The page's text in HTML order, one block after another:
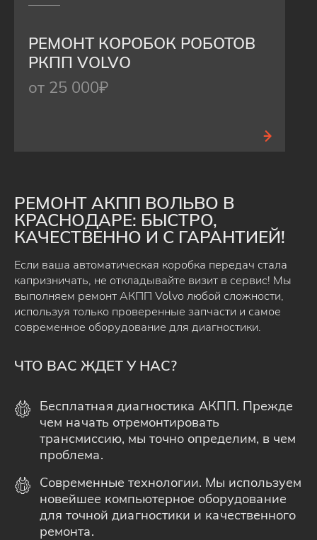
РЕМОНТ КОРОБОК РОБОТОВ
РКПП VOLVO
от 25 000₽
РЕМОНТ АКПП ВОЛЬВО В
КРАСНОДАРЕ: БЫСТРО,
КАЧЕСТВЕННО И С ГАРАНТИЕЙ!
Если ваша автоматическая коробка передач стала
капризничать, не откладывайте визит в сервис! Мы
выполняем ремонт АКПП Volvo любой сложности,
используя только проверенные запчасти и самое
современное оборудование для диагностики.
ЧТО ВАС ЖДЕТ У НАС?
Бесплатная диагностика АКПП. Прежде
чем начать отремонтировать
трансмиссию, мы точно определим, в чем
проблема.
Современные технологии. Мы используем
новейшее компьютерное оборудование
для точной диагностики и качественного
ремонта.